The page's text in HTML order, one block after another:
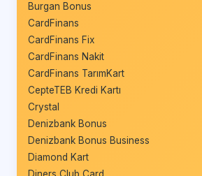
Burgan Bonus
CardFinans
CardFinans Fix
CardFinans Nakit
CardFinans TarımKart
CepteTEB Kredi Kartı
Crystal
Denizbank Bonus
Denizbank Bonus Business
Diamond Kart